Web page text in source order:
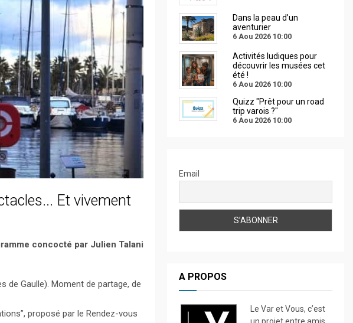
Et vivement
concocté par Julien Talani
de Gaulle). Moment de partage, de
proposé par le Rendez-vous
Dans la peau d’un
aventurier
6 Aou 2026 10:00
Activités ludiques pour
découvrir les musées cet
été !
6 Aou 2026 10:00
Quizz "Prêt pour un road
trip varois ?"
6 Aou 2026 10:00
Email
A PROPOS
Le Var et Vous, c’est
un projet entre amis